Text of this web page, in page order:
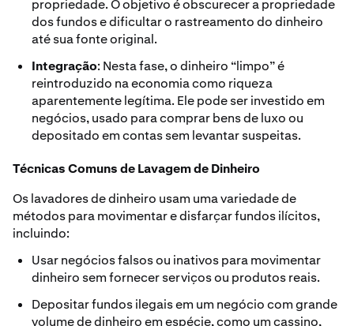
propriedade. O objetivo é obscurecer a propriedade
dos fundos e dificultar o rastreamento do dinheiro
até sua fonte original.
Integração: Nesta fase, o dinheiro “limpo” é
reintroduzido na economia como riqueza
aparentemente legítima. Ele pode ser investido em
negócios, usado para comprar bens de luxo ou
depositado em contas sem levantar suspeitas.
Técnicas Comuns de Lavagem de Dinheiro
Os lavadores de dinheiro usam uma variedade de
métodos para movimentar e disfarçar fundos ilícitos,
incluindo:
Usar negócios falsos ou inativos para movimentar
dinheiro sem fornecer serviços ou produtos reais.
Depositar fundos ilegais em um negócio com grande
volume de dinheiro em espécie, como um cassino,